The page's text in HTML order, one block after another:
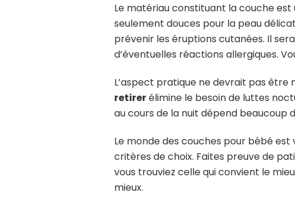
Le matériau constituant la couche
seulement douces pour la peau
prévenir les éruptions cutanées. Il
d’éventuelles réactions allergiques.
L’aspect pratique ne devrait pas être
retirerélimine le besoin de luttes
au cours de la nuit dépend beaucoup
Le monde des couches pour bébé
critères de choix. Faites preuve de
vous trouviez celle qui convient le
mieux.